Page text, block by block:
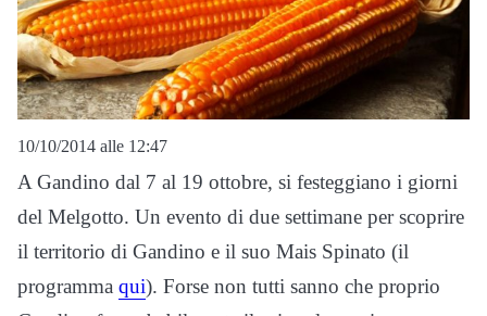
10/10/2014 alle 12:47
A Gandino dal 7 al 19 ottobre, si festeggiano i giorni
del Melgotto. Un evento di due settimane per scoprire
il territorio di Gandino e il suo Mais Spinato (il
programma qui). Forse non tutti sanno che proprio